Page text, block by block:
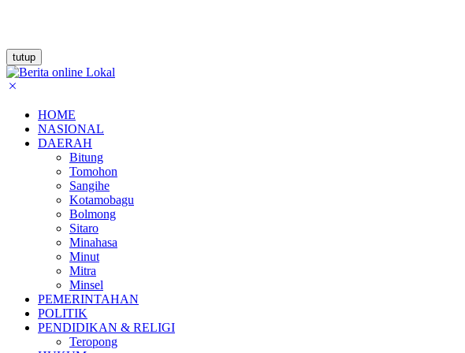
tutup
HOME
NASIONAL
DAERAH
Bitung
Tomohon
Sangihe
Kotamobagu
Bolmong
Sitaro
Minahasa
Minut
Mitra
Minsel
PEMERINTAHAN
POLITIK
PENDIDIKAN & RELIGI
Teropong